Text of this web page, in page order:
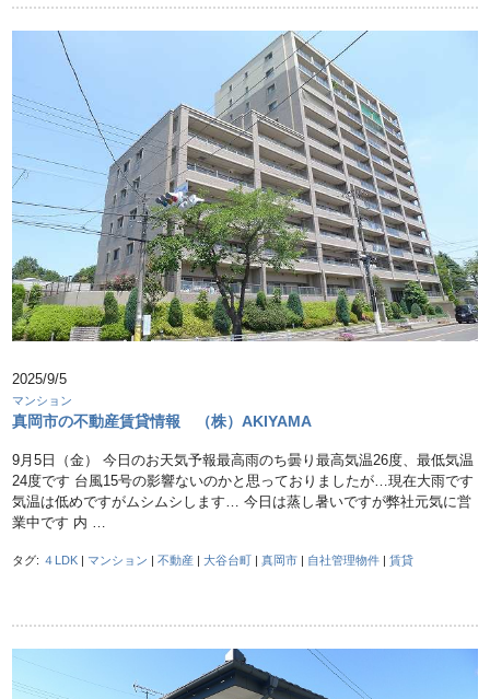
2025/9/5
マンション
真岡市の不動産賃貸情報 （株）AKIYAMA
9月5日（金） 今日のお天気予報最高雨のち曇り最高気温26度、最低気温
24度です 台風15号の影響ないのかと思っておりましたが…現在大雨です
気温は低めですがムシムシします… 今日は蒸し暑いですが弊社元気に営
業中です 内 …
タグ: ４LDK | マンション |不動産 |大谷台町 |真岡市 | 自社管理物件 |賃貸